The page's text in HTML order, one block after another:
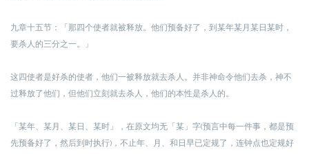
九章十五节：「那四个使者就被释放。他们预备好了，到某年某月某日某时，
要杀人的三分之一。」
这四使者是好杀的使者，他们一被释放就去杀人。并非神命令他们去杀，神不
过释放了他们，但他们立刻就去杀人，他们的本性是杀人的。
「某年、某月、某日、某时」，在原文均无「某」字(预言中每一件事，都是预
先预备好了，然后到时执行)，不止年、月、和日早已定规了，连钟点也定规好